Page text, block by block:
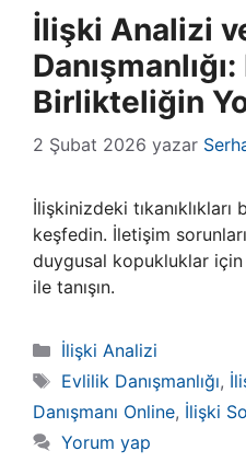
İlişki Analizi
Birlikteliğin
2 Şubat 2026 yazar
İlişkinizdeki
keşfedin. İletişim
duygusal kopukluklar
ile tanışın.
Kategoriler
İlişki Analizi
Etiketler
Evlilik Danışmanlığı,
Danışmanı Online, İlişki
Yorum yap